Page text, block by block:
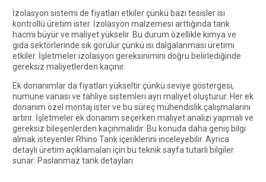
İzolasyon sistemi de fiyatları etkiler çünkü bazı tesisler ısı
kontrollü üretim ister. İzolasyon malzemesi arttığında tank
hacmi büyür ve maliyet yükselir. Bu durum özellikle kimya ve
gıda sektörlerinde sık görülür çünkü ısı dalgalanması üretimi
etkiler. İşletmeler izolasyon gereksinimini doğru belirlediğinde
gereksiz maliyetlerden kaçınır.
Ek donanımlar da fiyatları yükseltir çünkü seviye göstergesi,
numune vanası ve tahliye sistemleri ayrı maliyet oluşturur. Her ek
donanım özel montaj ister ve bu süreç mühendislik çalışmalarını
artırır. İşletmeler ek donanım seçerken maliyet analizi yapmalı ve
gereksiz bileşenlerden kaçınmalıdır. Bu konuda daha geniş bilgi
almak isteyenler Rhino Tankiçeriklerini inceleyebilir. Ayrıca
detaylı üretim açıklamaları için bu teknik sayfa tutarlı bilgiler
sunar: Paslanmaz tank detayları.